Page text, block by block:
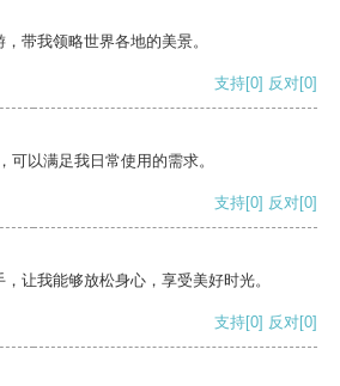
带我领略世界各地的美景。
支持[0] 反对[0]
可以满足我日常使用的需求。
支持[0] 反对[0]
让我能够放松身心，享受美好时光。
支持[0] 反对[0]